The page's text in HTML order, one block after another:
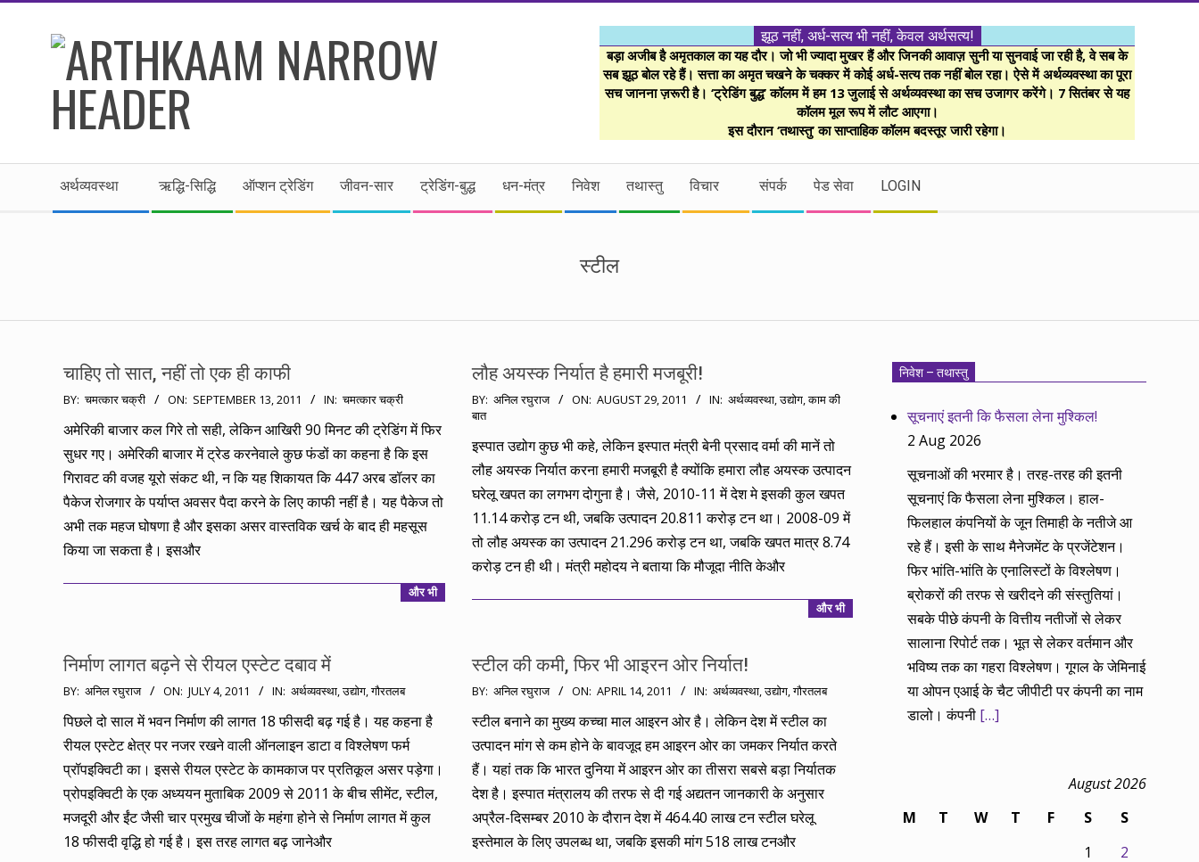
।।
अर्थकाम।।
FINANCIALLY
CLEVER!
झूठ नहीं, अर्ध-सत्य भी नहीं, केवल अर्थसत्य!
बड़ा अजीब है अमृतकाल का यह दौर। जो भी ज्यादा मुखर हैं और जिनकी आवाज़ सुनी या सुनवाई जा रही है, वे सब के
सब झूठ बोल रहे हैं। सत्ता का अमृत चखने के चक्कर में कोई अर्ध-सत्य तक नहीं बोल रहा। ऐसे में अर्थव्यवस्था का पूरा
सच जानना ज़रूरी है। ‘ट्रेडिंग बुद्ध’ कॉलम में हम 13 जुलाई से अर्थव्यवस्था का सच उजागर करेंगे। 7 सितंबर से यह
कॉलम मूल रूप में लौट आएगा।
इस दौरान ‘तथास्तु’ का साप्ताहिक कॉलम बदस्तूर जारी रहेगा।
Secondary
अर्थव्यवस्था ऋद्धि-सिद्धि ऑप्शन ट्रेडिंग जीवन-सार ट्रेडिंग-बुद्ध धन-मंत्र निवेश तथास्तु विचार संपर्क पेड सेवा LOGIN
स्टील
चाहिए तो सात, नहीं तो एक ही काफी
2011-
09-
BY: चमत्कार चक्री ON: SEPTEMBER 13, 2011 IN: चमत्कार चक्री
अमेरिकी बाजार कल गिरे तो सही, लेकिन आखिरी 90 मिनट की ट्रेडिंग में फिर
सुधर गए। अमेरिकी बाजार में ट्रेड करनेवाले कुछ फंडों का कहना है कि इस
गिरावट की वजह यूरो संकट थी, न कि यह शिकायत कि 447 अरब डॉलर का
पैकेज रोजगार के पर्याप्त अवसर पैदा करने के लिए काफी नहीं है। यह पैकेज तो
अभी तक महज घोषणा है और इसका असर वास्तविक खर्च के बाद ही महसूस
किया जा सकता है। इसऔर
और भी
लौह अयस्क निर्यात है हमारी मजबूरी!
2011-
08-
29
BY: अनिल रघुराज ON: AUGUST 29, 2011 IN: अर्थव्यवस्था,उद्योग,काम की
बात
इस्पात उद्योग कुछ भी कहे, लेकिन इस्‍पात मंत्री बेनी प्रसाद वर्मा की मानें तो
लौह अयस्क निर्यात करना हमारी मजबूरी है क्योंकि हमारा लौह अयस्क उत्पादन
घरेलू खपत का लगभग दोगुना है। जैसे, 2010-11 में देश मे इसकी कुल खपत
11.14 करोड़ टन थी, जबकि उत्पादन 20.811 करोड़ टन था। 2008-09 में
तो लौह अयस्क का उत्पादन 21.296 करोड़ टन था, जबकि खपत मात्र 8.74
करोड़ टन ही थी। मंत्री महोदय ने बताया कि मौजूदा नीति केऔर
और भी
निर्माण लागत बढ़ने से रीयल एस्टेट दबाव में
2011-
07-
04
BY: अनिल रघुराज ON: JULY 4, 2011 IN: अर्थव्यवस्था,उद्योग,गौरतलब
पिछले दो साल में भवन निर्माण की लागत 18 फीसदी बढ़ गई है। यह कहना है
रीयल एस्टेट क्षेत्र पर नजर रखने वाली ऑनलाइन डाटा व विश्लेषण फर्म
प्रॉपइक्विटी का। इससे रीयल एस्टेट के कामकाज पर प्रतिकूल असर पड़ेगा।
प्रोपइक्विटी के एक अध्ययन मुताबिक 2009 से 2011 के बीच सीमेंट, स्टील,
मजदूरी और ईंट जैसी चार प्रमुख चीजों के महंगा होने से निर्माण लागत में कुल
18 फीसदी वृद्धि हो गई है। इस तरह लागत बढ़ जानेऔर
स्टील की कमी, फिर भी आइरन ओर निर्यात!
2011-
04-
BY: अनिल रघुराज ON: APRIL 14, 2011 IN: अर्थव्यवस्था,उद्योग,गौरतलब
स्टील बनाने का मुख्य कच्चा माल आइरन ओर है। लेकिन देश में स्टील का
उत्पादन मांग से कम होने के बावजूद हम आइरन ओर का जमकर निर्यात करते
हैं। यहां तक कि भारत दुनिया में आइरन ओर का तीसरा सबसे बड़ा निर्यातक
देश है। इस्पात मंत्रालय की तरफ से दी गई अद्यतन जानकारी के अनुसार
अप्रैल-दिसम्‍बर 2010 के दौरान देश में 464.40 लाख टन स्टील घरेलू
इस्‍तेमाल के लिए उपलब्‍ध था, जबकि इसकी मांग 518 लाख टनऔर
निवेश – तथास्तु
सूचनाएं इतनी कि फैसला लेना मुश्किल!
2 Aug 2026
सूचनाओं की भरमार है। तरह-तरह की इतनी
सूचनाएं कि फैसला लेना मुश्किल। हाल-
फिलहाल कंपनियों के जून तिमाही के नतीजे आ
रहे हैं। इसी के साथ मैनेजमेंट के प्रजेंटेशन।
फिर भांति-भांति के एनालिस्टों के विश्लेषण।
ब्रोकरों की तरफ से खरीदने की संस्तुतियां।
सबके पीछे कंपनी के वित्तीय नतीजों से लेकर
सालाना रिपोर्ट तक। भूत से लेकर वर्तमान और
भविष्य तक का गहरा विश्लेषण। गूगल के जेमिनाई
या ओपन एआई के चैट जीपीटी पर कंपनी का नाम
डालो। कंपनी […]
August 2026
M
T W T F S
S
1
2